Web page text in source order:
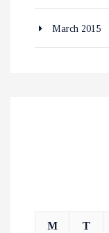
March 2015
M T